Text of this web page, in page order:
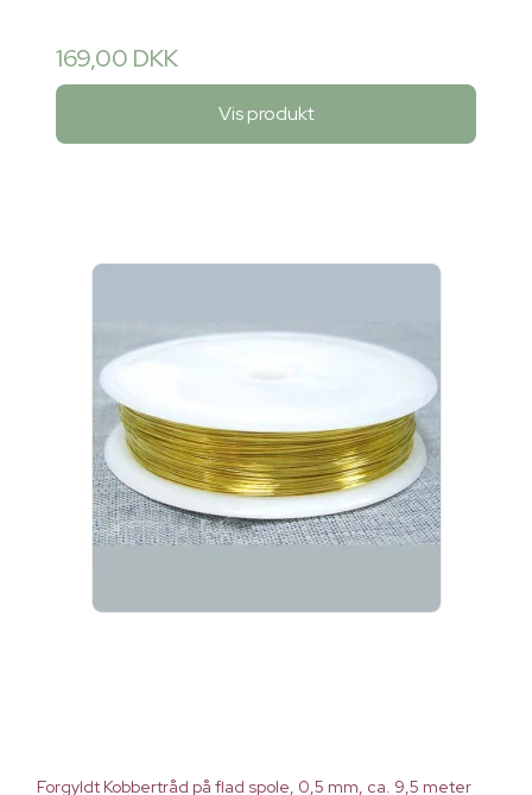
169,00 DKK
Vis produkt
Forgyldt Kobbertråd på flad spole, 0,5 mm, ca. 9,5 meter